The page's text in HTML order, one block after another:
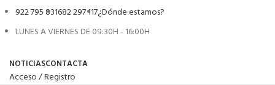
922 795 831682 297 117¿Dónde estamos?
LUNES A VIERNES DE 09:30H - 16:00H
NOTICIASCONTACTA
Acceso / Registro